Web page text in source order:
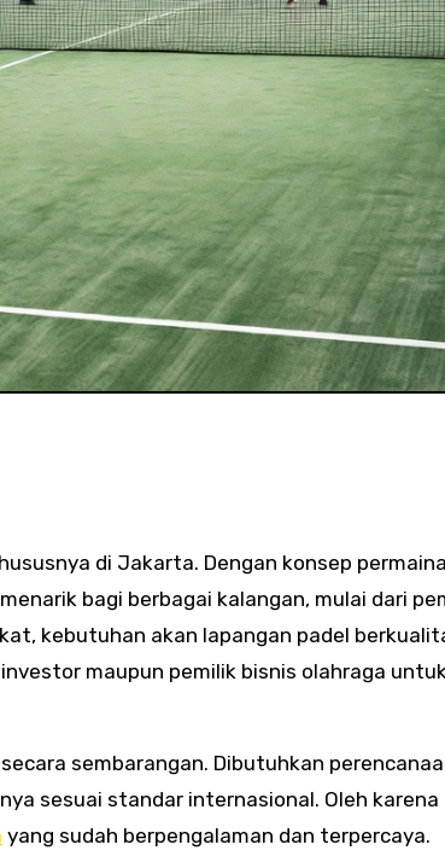
bagi berbagai kalangan, mulai dari
kebutuhan akan lapangan padel
maupun pemilik bisnis olahraga untuk
sembarangan. Dibutuhkan
sesuai standar internasional. Oleh karena
yang sudah berpengalaman dan terpercaya.